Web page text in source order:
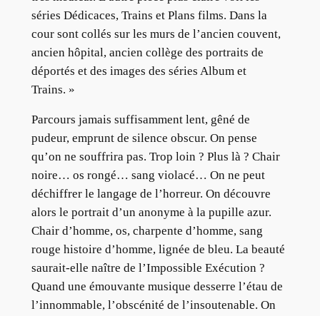
séries Dédicaces, Trains et Plans films. Dans la
cour sont collés sur les murs de l’ancien couvent,
ancien hôpital, ancien collège des portraits de
déportés et des images des séries Album et
Trains. »
Parcours jamais suffisamment lent, gêné de
pudeur, emprunt de silence obscur. On pense
qu’on ne souffrira pas. Trop loin ? Plus là ? Chair
noire… os rongé… sang violacé… On ne peut
déchiffrer le langage de l’horreur. On découvre
alors le portrait d’un anonyme à la pupille azur.
Chair d’homme, os, charpente d’homme, sang
rouge histoire d’homme, lignée de bleu. La beauté
saurait-elle naître de l’Impossible Exécution ?
Quand une émouvante musique desserre l’étau de
l’innommable, l’obscénité de l’insoutenable. On